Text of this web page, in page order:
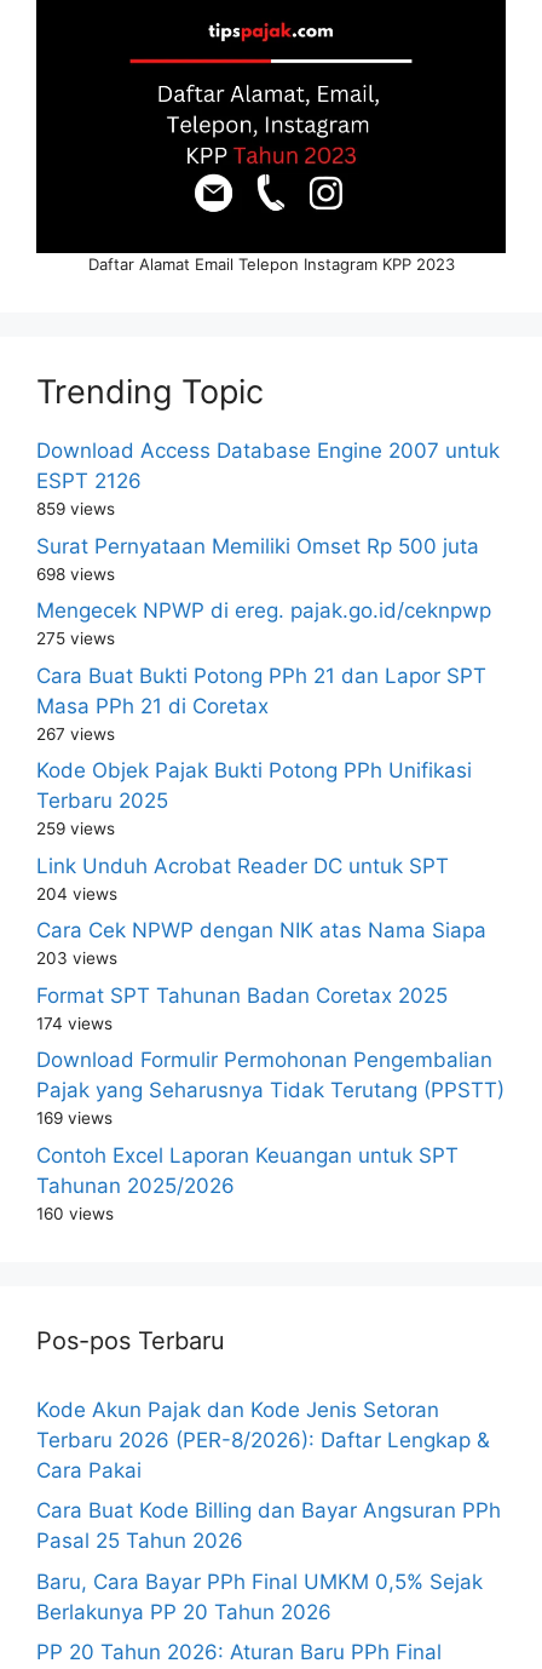
Daftar Alamat Email Telepon Instagram KPP 2023
Trending Topic
Download Access Database Engine 2007 untuk
ESPT 2126
859 views
Surat Pernyataan Memiliki Omset Rp 500 juta
698 views
Mengecek NPWP di ereg. pajak.go.id/ceknpwp
275 views
Cara Buat Bukti Potong PPh 21 dan Lapor SPT
Masa PPh 21 di Coretax
267 views
Kode Objek Pajak Bukti Potong PPh Unifikasi
Terbaru 2025
259 views
Link Unduh Acrobat Reader DC untuk SPT
204 views
Cara Cek NPWP dengan NIK atas Nama Siapa
203 views
Format SPT Tahunan Badan Coretax 2025
174 views
Download Formulir Permohonan Pengembalian
Pajak yang Seharusnya Tidak Terutang (PPSTT)
169 views
Contoh Excel Laporan Keuangan untuk SPT
Tahunan 2025/2026
160 views
Pos-pos Terbaru
Kode Akun Pajak dan Kode Jenis Setoran
Terbaru 2026 (PER-8/2026): Daftar Lengkap &
Cara Pakai
Cara Buat Kode Billing dan Bayar Angsuran PPh
Pasal 25 Tahun 2026
Baru, Cara Bayar PPh Final UMKM 0,5% Sejak
Berlakunya PP 20 Tahun 2026
PP 20 Tahun 2026: Aturan Baru PPh Final